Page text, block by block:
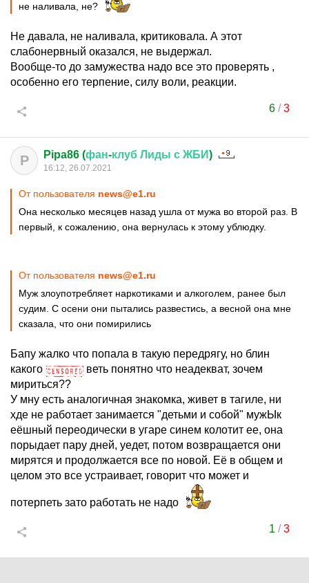
не наливала, не?
Не давала, не наливала, критиковала. А этот
слабонервный оказался, не выдержал.
Вообще-то до замужества надо все это проверять ,
особенно его терпение, силу воли, реакции.
6/3
P Pipa86 (фан-клуб Лиды с ЖБИ)
16:12, 26.07.2021
От пользователя news@e1.ru
Она несколько месяцев назад ушла от мужа во второй раз. В
первый, к сожалению, она вернулась к этому ублюдку.
От пользователя news@e1.ru
Муж злоупотребляет наркотиками и алкоголем, ранее был
судим. С осени они пытались развестись, а весной она мне
сказала, что они помирились
Бапу жалко что попала в такую передрягу, но блин
какого
веть понятно что неадекват, зочем
мириться??
У мну есть аналогичная знакомка, живет в тагиле, ни
хде не работает занимается "детьми и собой" мужЫк
еёшный переодически в угаре синем колотит ее, она
порыдает пару дней, уедет, потом возвращается они
мирятся и продолжается все по новой. Её в общем и
целом это все устраивает, говорит что может и
потерпеть зато работать не надо
1 /3